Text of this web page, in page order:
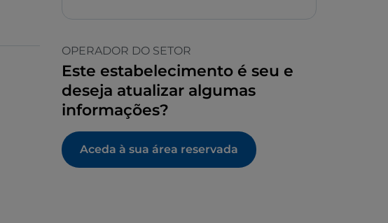
OPERADOR DO SETOR
Este estabelecimento é seu e
deseja atualizar algumas
informações?
Aceda à sua área reservada